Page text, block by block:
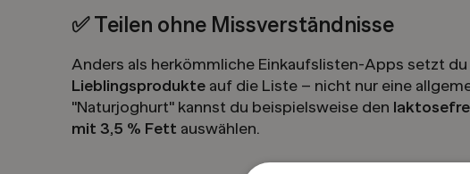
✅ Teilen ohne Missverständnisse
Anders als herkömmliche Einkaufslisten-Apps setzt
Lieblingsprodukte auf die Liste – nicht nur eine
"Naturjoghurt" kannst du beispielsweise den
mit 3,5 % Fett auswählen.